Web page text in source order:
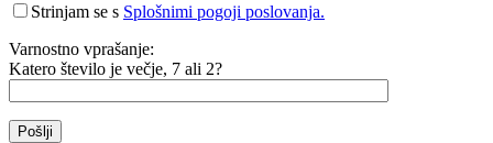
Strinjam se s Splošnimi pogoji poslovanja.
Varnostno vprašanje:
Katero število je večje, 7 ali 2?